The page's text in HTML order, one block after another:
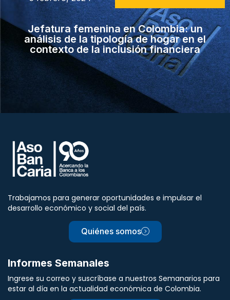
Jefatura femenina en Colombia: un
análisis de la tipología de hogar en el
contexto de la inclusión financiera
Trabajamos para generar oportunidades e impulsar el
desarrollo económico y social del país.
Quiénes somos
Informes Semanales
Ingrese su correo y suscríbase a nuestros Semanarios para
estar al día en la actualidad económica de Colombia.